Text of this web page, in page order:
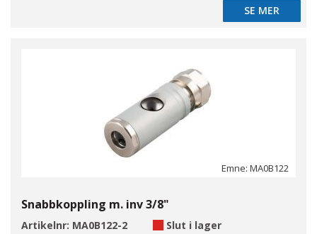
SE MER
SE MER
Emne: MA0B122
Snabbkoppling m. inv 3/8"
Artikelnr: MA0B122-2
Slut i lager